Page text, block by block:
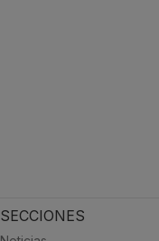
SECCIONES